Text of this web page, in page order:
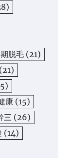
脱毛 (21)
(21)
康 (15)
三 (26)
(14)